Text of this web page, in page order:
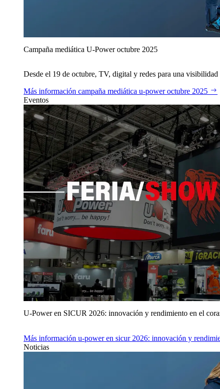
Campaña mediática U‑Power octubre 2025
Desde el 19 de octubre, TV, digital y redes para una
Más información campaña mediática u‑power octubre 2025
Eventos
U‑Power en SICUR 2026: innovación y rendimiento en el
Más información u‑power en sicur 2026: innovación y
Noticias